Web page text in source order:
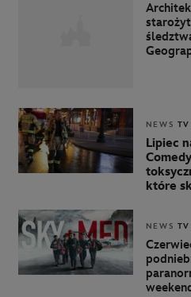
NEWS
Lipiec
które
NEWS